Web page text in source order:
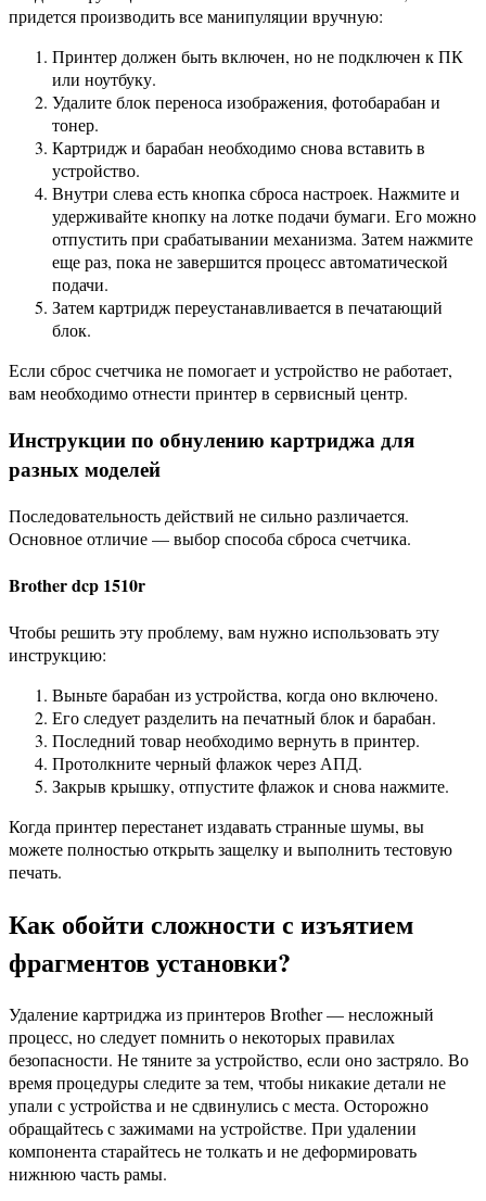
придется производить все манипуляции вручную:
Принтер должен быть включен, но не подключен к ПК
или ноутбуку.
Удалите блок переноса изображения, фотобарабан и
тонер.
Картридж и барабан необходимо снова вставить в
устройство.
Внутри слева есть кнопка сброса настроек. Нажмите и
удерживайте кнопку на лотке подачи бумаги. Его можно
отпустить при срабатывании механизма. Затем нажмите
еще раз, пока не завершится процесс автоматической
подачи.
Затем картридж переустанавливается в печатающий
блок.
Если сброс счетчика не помогает и устройство не работает,
вам необходимо отнести принтер в сервисный центр.
Инструкции по обнулению картриджа для
разных моделей
Последовательность действий не сильно различается.
Основное отличие — выбор способа сброса счетчика.
Brother dcp 1510r
Чтобы решить эту проблему, вам нужно использовать эту
инструкцию:
Выньте барабан из устройства, когда оно включено.
Его следует разделить на печатный блок и барабан.
Последний товар необходимо вернуть в принтер.
Протолкните черный флажок через АПД.
Закрыв крышку, отпустите флажок и снова нажмите.
Когда принтер перестанет издавать странные шумы, вы
можете полностью открыть защелку и выполнить тестовую
печать.
Как обойти сложности с изъятием
фрагментов установки?
Удаление картриджа из принтеров Brother — несложный
процесс, но следует помнить о некоторых правилах
безопасности. Не тяните за устройство, если оно застряло. Во
время процедуры следите за тем, чтобы никакие детали не
упали с устройства и не сдвинулись с места. Осторожно
обращайтесь с зажимами на устройстве. При удалении
компонента старайтесь не толкать и не деформировать
нижнюю часть рамы.